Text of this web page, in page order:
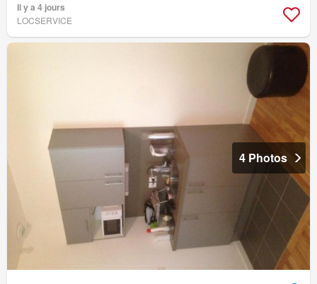
Il y a 4 jours
LOCSERVICE
4 Photos